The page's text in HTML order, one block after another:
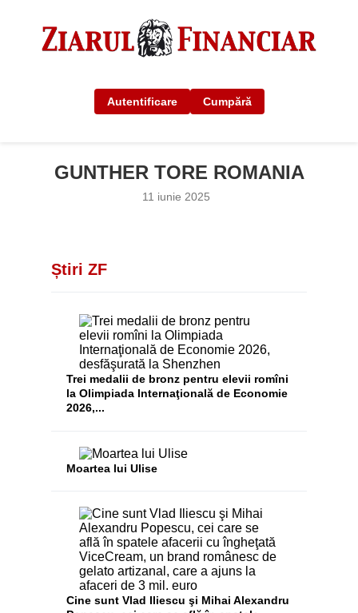
Autentificare Cumpără
GUNTHER TORE ROMANIA
11 iunie 2025
Știri ZF
Trei medalii de bronz pentru elevii romîni
la Olimpiada Internaţională de Economie
2026,...
Moartea lui Ulise
Cine sunt Vlad Iliescu şi Mihai Alexandru